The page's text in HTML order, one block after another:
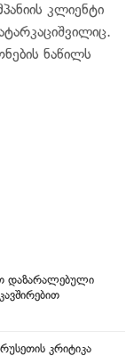
კლიენტი
ნაწილს
დაზარალებული
კრიტიკა